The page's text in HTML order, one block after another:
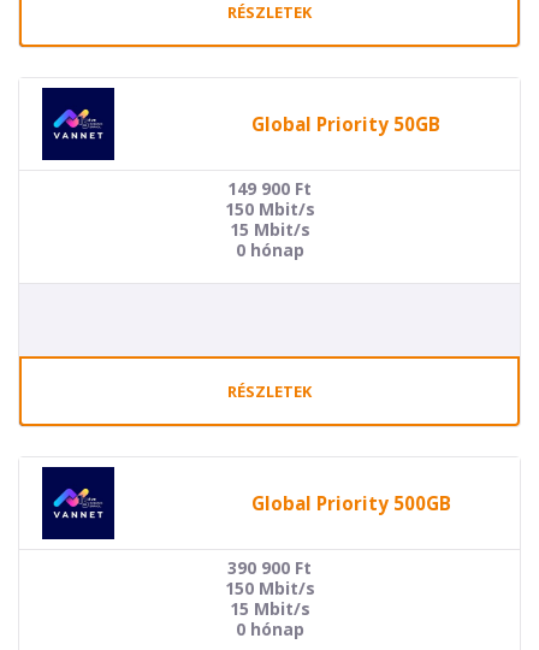
RÉSZLETEK
Global Priority 50GB
149 900 Ft
150 Mbit/s
15 Mbit/s
0 hónap
RÉSZLETEK
Global Priority 500GB
390 900 Ft
150 Mbit/s
15 Mbit/s
0 hónap